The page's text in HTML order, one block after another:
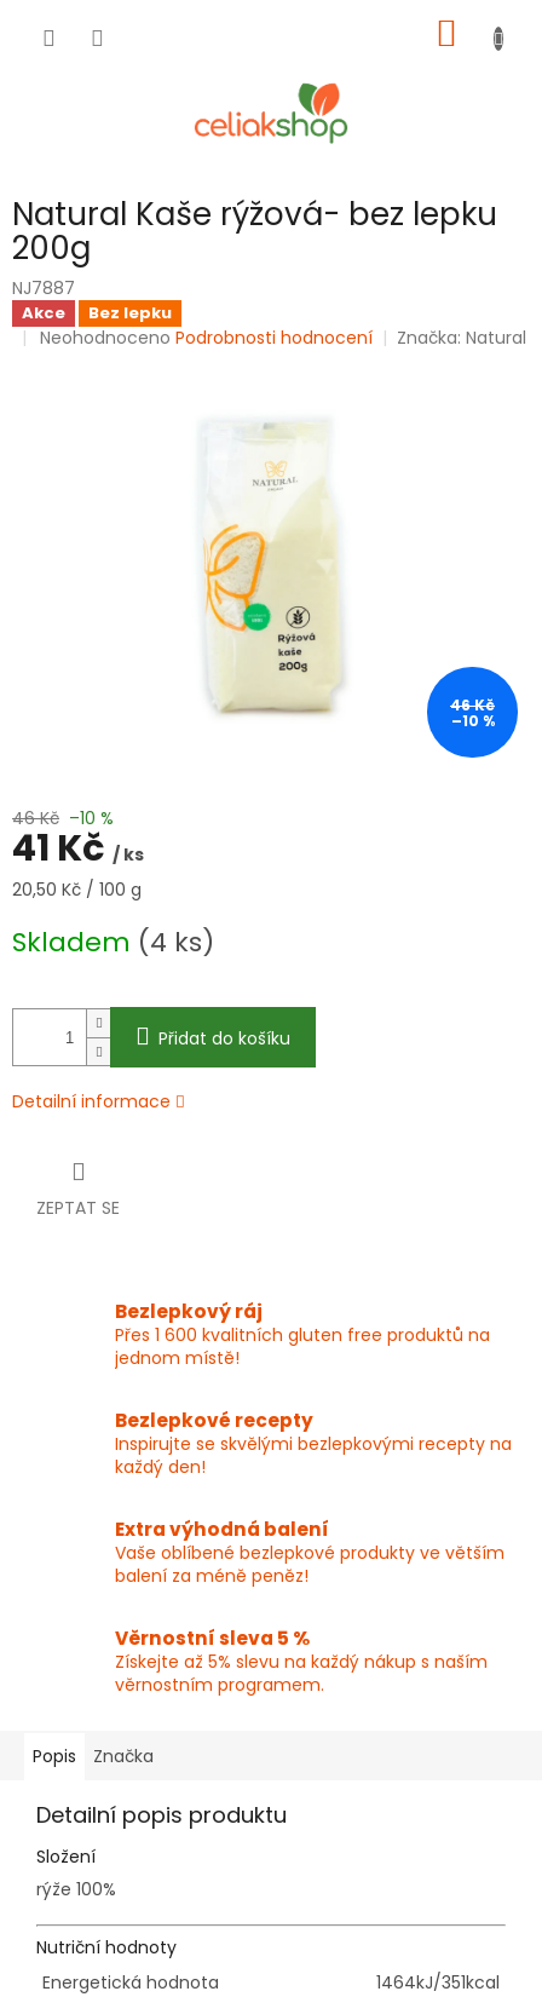
KOŠÍK
Natural Kaše rýžová- bez lepku
200g
NJ7887
Akce Bez lepku
Průměrné
Neohodnoceno Podrobnosti hodnocení Značka: Natural
46 Kč
–10 %
46 Kč –10 %
41 Kč / ks
Měrná
20,50 Kč / 100 g
Skladem (4 ks)
Přidat do košíku
Detailní informace
ZEPTAT SE
Bezlepkový ráj
Přes 1 600 kvalitních gluten free produktů na
jednom místě!
Bezlepkové recepty
Inspirujte se skvělými bezlepkovými recepty na
každý den!
Extra výhodná balení
Vaše oblíbené bezlepkové produkty ve větším
balení za méně peněz!
Věrnostní sleva 5 %
Získejte až 5% slevu na každý nákup s naším
věrnostním programem.
Popis Značka
Detailní popis produktu
Složení
rýže 100%
Nutriční hodnoty
Energetická hodnota
1464kJ/351kcal